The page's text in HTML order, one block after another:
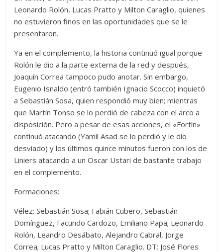
Leonardo Rolón, Lucas Pratto y Milton Caraglio, quienes
no estuvieron finos en las oportunidades que se le
presentaron.
Ya en el complemento, la historia continuó igual porque
Rolón le dio a la parte externa de la red y después,
Joaquín Correa tampoco pudo anotar. Sin embargo,
Eugenio Isnaldo (entró también Ignacio Scocco) inquietó
a Sebastián Sosa, quien respondió muy bien; mientras
que Martín Tonso se lo perdió de cabeza con el arco a
disposición. Pero a pesar de esas acciones, el «Fortín»
continuó atacando (Yamil Asad se lo perdió y le dio
desviado) y los últimos quince minutos fueron con los de
Liniers atacando a un Oscar Ustari de bastante trabajo
en el complemento.
Formaciones:
Vélez: Sebastián Sosa; Fabián Cubero, Sebastián
Domínguez, Facundo Cardozo, Emiliano Papa; Leonardo
Rolón, Leandro Desábato, Alejandro Cabral, Jorge
Correa; Lucas Pratto y Milton Caraglio. DT: José Flores